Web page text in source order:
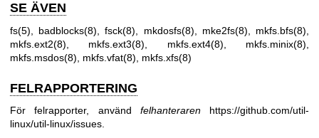
SE ÄVEN
fs(5) badblocks(8) ,fsck(8) mkdosfs(8) mke2fs(8) mkfs.bfs(8)
mkfs.ext2(8)
mkfs.ext3(8) mkfs.ext4(8) mkfs.minix(8)
mkfs.msdos(8)
mkfs.vfat(8) mkfs.xfs(8)
FELRAPPORTERING
För felrapporter, använd felhanteraren
https://github.com/util-
linux/util-linux/issues